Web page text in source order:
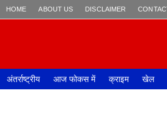
HOME ABOUT US DISCLAIMER
अंतर्राष्ट्रीय आज फोकस में क्राइम खेल